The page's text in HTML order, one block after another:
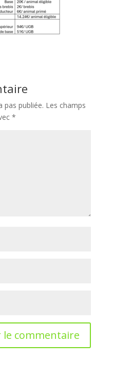
pas publiée. Les champs
*